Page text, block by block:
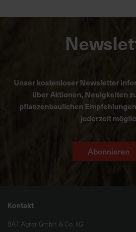
Unser kostenloser Newsletter
über Aktionen, Neuigkeiten
pflanzenbaulichen
jederzeit
Abonnieren
Kontakt
BAT Agrar GmbH & Co. KG